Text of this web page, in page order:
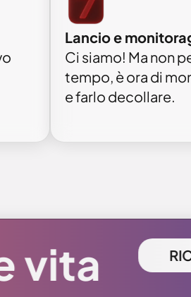
Lancio e
Ci siamo! Ma non
tempo, è ora di
e farlo decollare.
vita